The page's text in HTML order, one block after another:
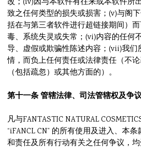
改；(iv)因与本软件有往来或本软件所
致之任何类型的损失或损害；(v)与阁
括在与第三者软件进行超链接期间）
毒、系统失灵或失常；(vi)内容的任何
导、虚假或欺骗性陈述内容；(vii)我们
情，而负上任何责任或法律责任（不
（包括疏忽）或其他方面的）。
第十一条 管辖法律、司法管辖权及争
凡与FANTASTIC NATURAL
“iFANCL CN” 的所有使用及进入、本
和责任及所有行动有关之任何争议，